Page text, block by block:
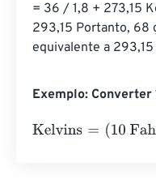
= 36 / 1,8 + 273,15
293,15 Portanto, 68
equivalente a
Exemplo:
Kelvins
10 Fahrenheit